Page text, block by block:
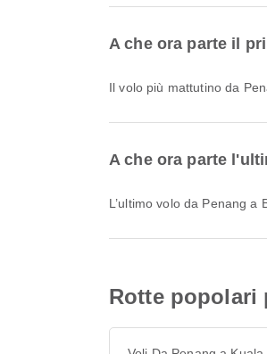
A che ora parte il
Il volo più mattutino da
A che ora parte
L’ultimo volo da Penang
Rotte popolari